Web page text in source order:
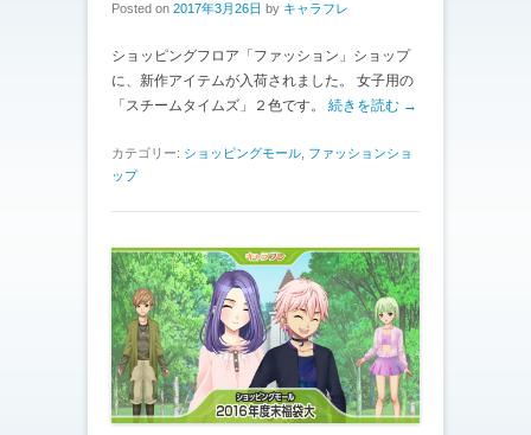
Posted on 2017年3月26日 by キャラフレ
ショッピングフロア「ファッション」ショップ
に、新作アイテムが入荷されました。 女子用の
「スチームタイムズ」２色です。 続きを読む →
カテゴリー: ショッピングモール ファッションショ
ップ